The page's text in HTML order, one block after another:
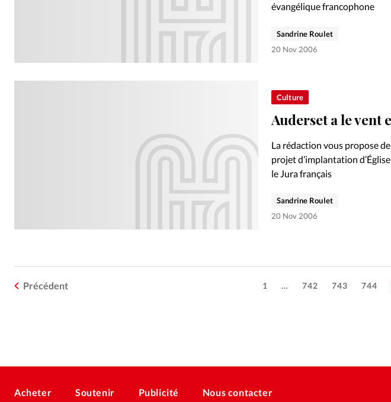
évangélique francophone
Sandrine Roulet
20 Nov 2006
Culture
Auderset a le vent
La rédaction vous propose
projet d’implantation
le Jura français
Sandrine Roulet
20 Nov 2006
Précédent 1 … 742 743 744
Acheter Soutenir Publicité Nous contacter